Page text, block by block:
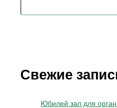
Свежие
Юбилей зал для